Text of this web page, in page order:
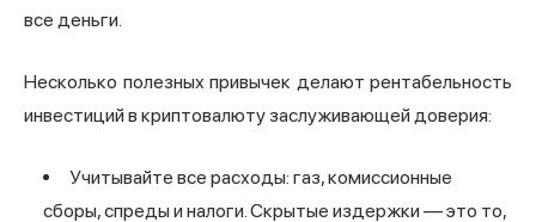
все деньги.
Несколько полезных привычек делают рентабельность
инвестиций в криптовалюту заслуживающей доверия:
Учитывайте все расходы: газ, комиссионные
сборы, спреды и налоги. Скрытые издержки — это то,